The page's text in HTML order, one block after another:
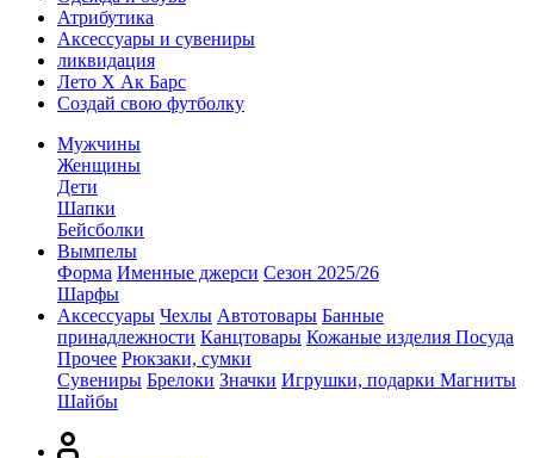
Атрибутика
Аксессуары и сувениры
ликвидация
Лето Х Ак Барс
Создай свою футболку
Мужчины
Женщины
Дети
Шапки
Бейсболки
Вымпелы
Форма Именные джерси Сезон 2025/26
Шарфы
Аксессуары Чехлы Автотовары Банные
принадлежности Канцтовары Кожаные изделия Посуда
Прочее Рюкзаки, сумки
Сувениры Брелоки Значки Игрушки, подарки Магниты
Шайбы